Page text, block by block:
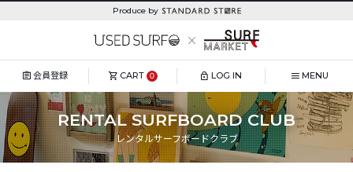
Produce by
会員登録 CART 0 LOG IN MENU
RENTAL SURFBOARD CLUB
レンタルサーフボードクラブ